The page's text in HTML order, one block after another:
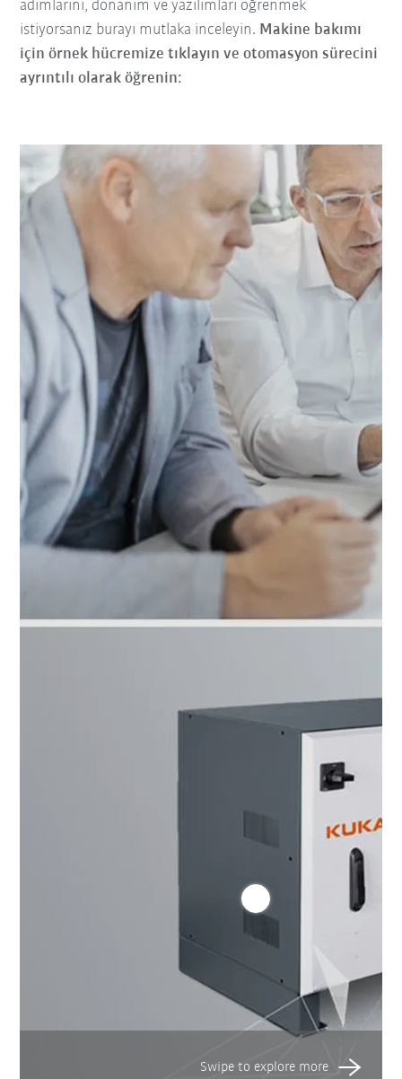
adımlarını, donanım ve yazılımları öğrenmek
istiyorsanız burayı mutlaka inceleyin. Makine bakımı
için örnek hücremize tıklayın ve otomasyon sürecini
ayrıntılı olarak öğrenin: